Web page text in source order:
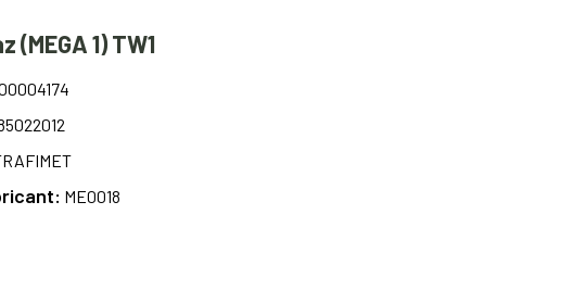
(MEGA 1) TW1
ME0018